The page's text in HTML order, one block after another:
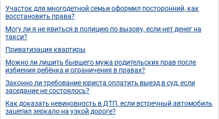
Участок для многодетной семьи оформил посторонний, как
восстановить права?
Могу ли я не явиться в полицию по вызову, если нет денег на
такси?
Приватизация квартиры
Можно ли лишить бывшего мужа родительских прав после
избиения ребёнка и ограничения в правах?
Законно ли требование юриста оплатить выезд в суд, если
заседание не состоялось?
Как доказать невиновность в ДТП, если встречный автомобиль
зацепил зеркало на узкой дороге?